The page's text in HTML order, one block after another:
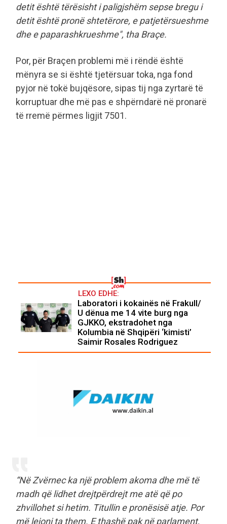
detit është tërësisht i paligjshëm sepse bregu i
detit është pronë shtetërore, e patjetërsueshme
dhe e paparashkrueshme", tha Braçe.
Por, për Braçen problemi më i rëndë është
mënyra se si është tjetërsuar toka, nga fond
pyjor në tokë bujqësore, sipas tij nga zyrtarë të
korruptuar dhe më pas e shpërndarë në pronarë
të rremë përmes ligjit 7501.
LEXO EDHE:
Laboratori i kokainës në Frakull/
U dënua me 14 vite burg nga
GJKKO, ekstradohet nga
Kolumbia në Shqipëri ‘kimisti’
Saimir Rosales Rodriguez
“Në Zvërnec ka një problem akoma dhe më të
madh që lidhet drejtpërdrejt me atë që po
zhvillohet si hetim. Titullin e pronësisë atje. Por
më lejoni ta them. E thashë pak në parlament,